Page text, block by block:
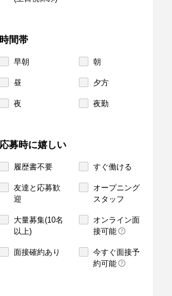
時間帯
早朝 朝
昼 夕方
夜 夜勤
応募時に嬉しい
履歴書不要 すぐ働ける
友達と応募歓
迎
オープニング
スタッフ
大量募集(10名
以上)
オンライン面
接可能
面接確約あり
今すぐ面接予
約可能